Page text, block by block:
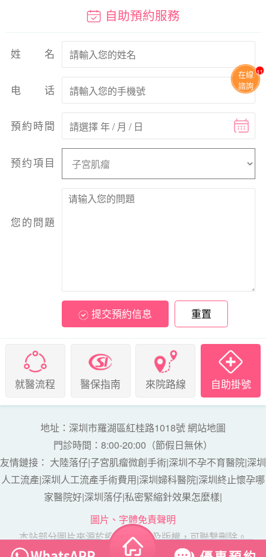
自助預約服務
姓名
电话
預約時間
预约項目
您的問題
提交預約信息 重置
就醫流程 醫保指南 來院路線 自助掛號
地址：深圳市羅湖區紅桂路1018號網站地圖
門診時間：8:00-20:00（節假日無休）
友情鏈接： 大陸落仔|子宮肌瘤微創手術|深圳不孕不育醫院|深圳
人工流產|深圳人工流產手術費用|深圳婦科醫院|深圳終止懷孕哪
家醫院好|深圳落仔|私密緊縮針效果怎麼樣|
圖片、字體免責聲明
本站部分圖片來源於網絡，如涉及版權，可聯繫刪除。
在線
諮詢
11